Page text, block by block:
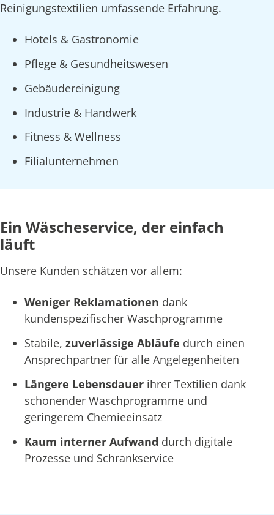
Reinigungstextilien umfassende Erfahrung.
Hotels & Gastronomie
Pflege & Gesundheitswesen
Gebäudereinigung
Industrie & Handwerk
Fitness & Wellness
Filialunternehmen
Ein Wäscheservice, der einfach
läuft
Unsere Kunden schätzen vor allem:
Weniger Reklamationen dank
kundenspezifischer Waschprogramme
Stabile, zuverlässige Abläufe durch einen
Ansprechpartner für alle Angelegenheiten
Längere Lebensdauer ihrer Textilien dank
schonender Waschprogramme und
geringerem Chemieeinsatz
Kaum interner Aufwand durch digitale
Prozesse und Schrankservice